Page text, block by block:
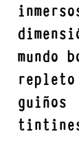
mundo
repleto
guiños